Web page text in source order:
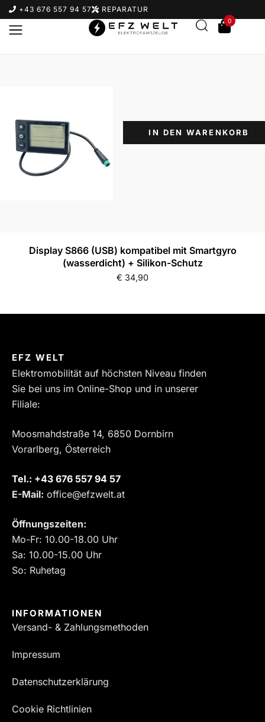
+43 676 557 94 57 REPARATUR
0
IN DEN WARENKORB
Display S866 (USB) kompatibel mit Smartgyro
(wasserdicht) + Silikon-Schutz
€ 34,90
EFZ WELT
Elektromobilität auf höchsten Niveau finden
Sie bei uns im Online-Shop und in unserer
Filiale:
Moosmahdstraße 14, 6850 Dornbirn
Vorarlberg, Österreich
Tel.: ‎+43 676 557 94 57
E-Mail: office@efzwelt.at
Öffnungszeiten:
Mo-Fr: 10.00-18.00 Uhr
Sa: 10.00-15.00 Uhr
So: Ruhetag
INFORMATIONEN
Versand- & Zahlungsmethoden
Impressum
Datenschutzerklärung
Cookie Richtlinien